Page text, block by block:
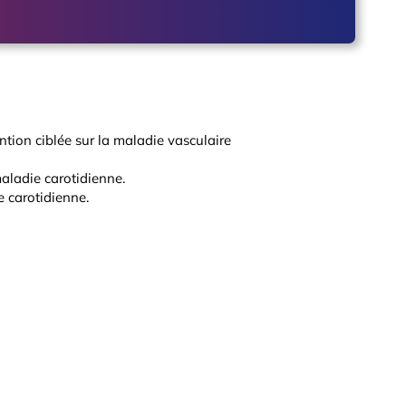
ciblée sur la maladie vasculaire
carotidienne.
carotidienne.